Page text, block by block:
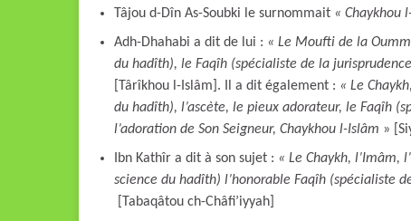
Tâjou d-Dîn As-Soubki le surnommait « Chaykhou
Adh-Dhahabi a dit de lui : « Le Moufti de la
du hadîth), le Faqîh (spécialiste de la
[Târîkhou l-Islâm]. Il a dit également : « Le
du hadîth), l’ascète, le pieux adorateur, le Faqîh
l’adoration de Son Seigneur, Chaykhou l-Islâm »
Ibn Kathîr a dit à son sujet : « Le Chaykh, l’Imâm,
science du hadîth) l’honorable Faqîh (spécialiste
[Tabaqâtou ch-Châfi’iyyah]